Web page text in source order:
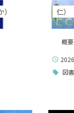
南鳥島
小笠
資料
戦跡
父島で見ら
（写真）
仁）
概
図書